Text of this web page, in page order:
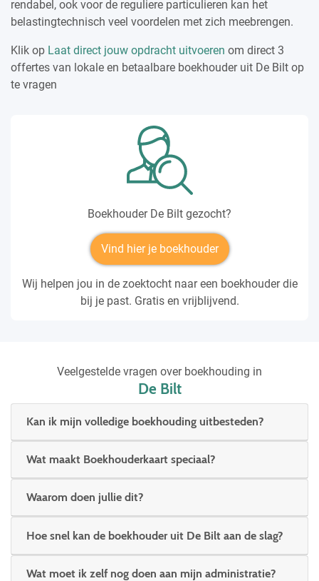
rendabel, ook voor de reguliere particulieren kan het
belastingtechnisch veel voordelen met zich meebrengen.
Klik op Laat direct jouw opdracht uitvoeren om direct 3
offertes van lokale en betaalbare boekhouder uit De Bilt op
te vragen
Boekhouder De Bilt gezocht?
Vind hier je boekhouder
Wij helpen jou in de zoektocht naar een boekhouder die
bij je past. Gratis en vrijblijvend.
Veelgestelde vragen over boekhouding in
De Bilt
Kan ik mijn volledige boekhouding uitbesteden?
Wat maakt Boekhouderkaart speciaal?
Waarom doen jullie dit?
Hoe snel kan de boekhouder uit De Bilt aan de slag?
Wat moet ik zelf nog doen aan mijn administratie?